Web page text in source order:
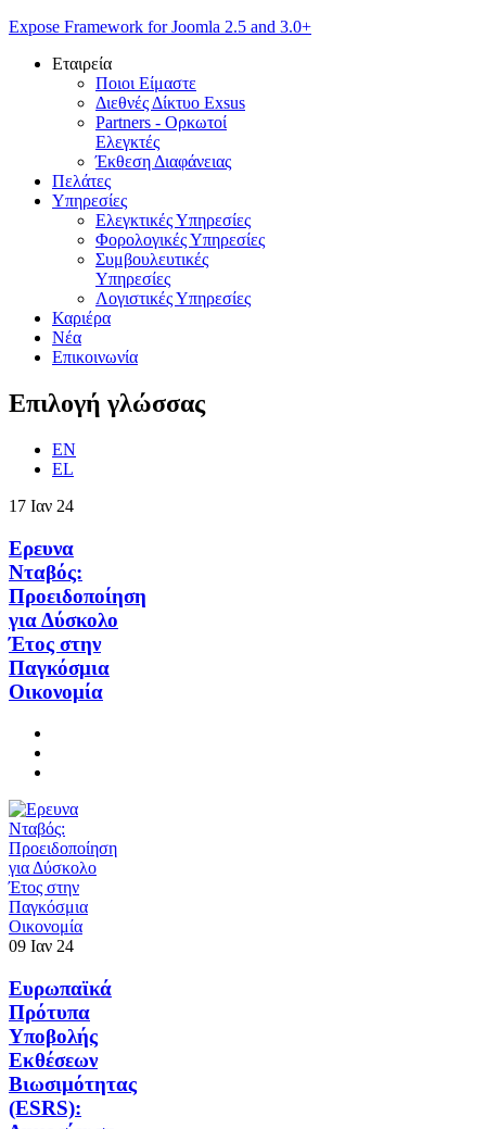
Expose Framework for Joomla 2.5 and 3.0+
Εταιρεία
Ποιοι Είμαστε
Διεθνές Δίκτυο Exsus
Partners - Ορκωτοί
Ελεγκτές
Έκθεση Διαφάνειας
Πελάτες
Υπηρεσίες
Ελεγκτικές Υπηρεσίες
Φορολογικές Υπηρεσίες
Συμβουλευτικές
Υπηρεσίες
Λογιστικές Υπηρεσίες
Καριέρα
Νέα
Επικοινωνία
Επιλογή γλώσσας
EN
EL
17 Ιαν 24
Ερευνα
Νταβός:
Προειδοποίηση
για Δύσκολο
Έτος στην
Παγκόσμια
Οικονομία
09 Ιαν 24
Ευρωπαϊκά
Πρότυπα
Υποβολής
Εκθέσεων
Βιωσιμότητας
(ESRS):